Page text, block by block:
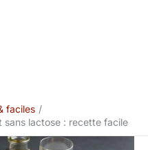
faciles
sans lactose : recette facile